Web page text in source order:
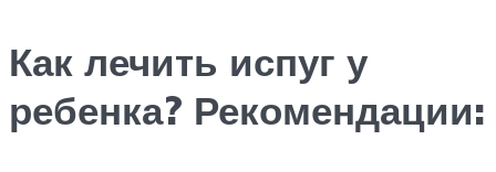
Как лечить испуг у
ребенка? Рекомендации: